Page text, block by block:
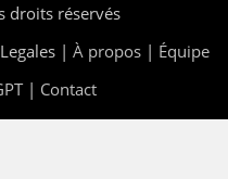
droits réservés
| À propos | Équipe
| Contact